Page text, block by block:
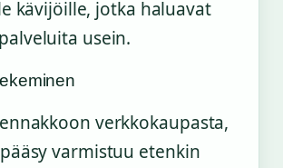
kävijöille, jotka haluavat
usein.
verkkokaupasta,
varmistuu etenkin